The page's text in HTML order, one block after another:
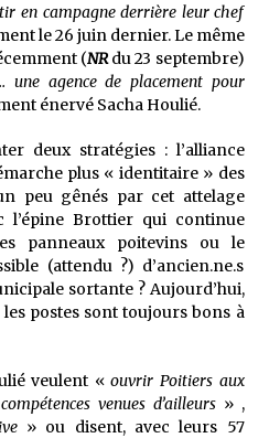
en campagne derrière leur chef
le 26 juin dernier. Le même
(NRdu 23 septembre)
une agence de placement pour
énervé Sacha Houlié.
deux stratégies : l’alliance
plus « identitaire » des
peu gênés par cet attelage
l’épine Brottier qui continue
panneaux poitevins ou le
(attendu ?) d’ancien.ne.s
sortante ? Aujourd’hui,
postes sont toujours bons à
veulent «ouvrir Poitiers aux
venues d’ailleurs» ,
» ou disent, avec leurs 57